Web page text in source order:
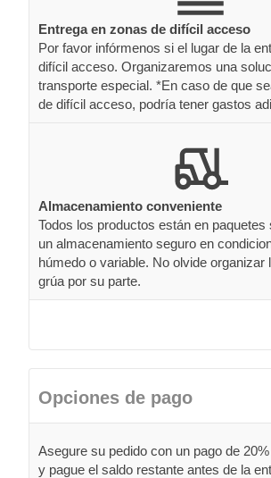
Entrega en zonas de difícil acceso
Por favor infórmenos si el lugar de la
difícil acceso. Organizaremos una
transporte especial. *En caso de que
de difícil acceso, podría tener gastos
Almacenamiento conveniente
Todos los productos están en paquetes
un almacenamiento seguro en
húmedo o variable. No olvide organizar
grúa por su parte.
Opciones de pago
Asegure su pedido con un pago de
y pague el saldo restante antes de la